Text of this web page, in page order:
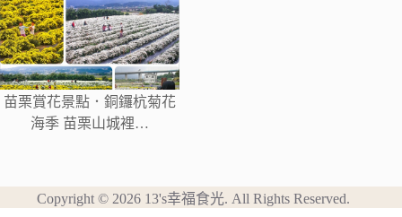
苗栗賞花景點．銅鑼杭菊花
海季 苗栗山城裡…
Copyright © 2026 13's幸福食光. All Rights Reserved.